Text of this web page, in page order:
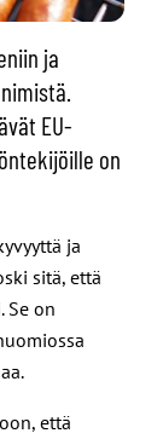
ja
EU-
on
ja
sitä, että
Se on
että